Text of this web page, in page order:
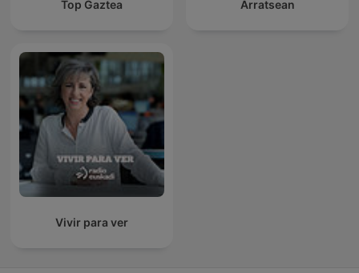
Top Gaztea Arratsean
Vivir para ver